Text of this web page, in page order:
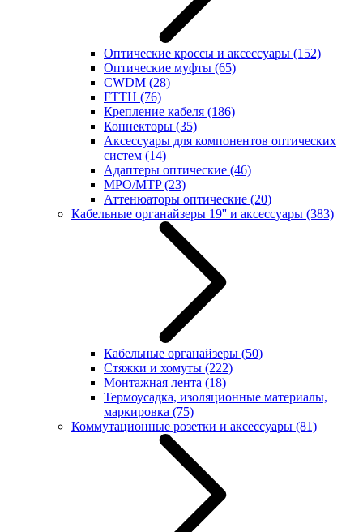
Оптические кроссы и аксессуары (152)
Оптические муфты (65)
CWDM (28)
FTTH (76)
Крепление кабеля (186)
Коннекторы (35)
Аксессуары для компонентов оптических
систем (14)
Адаптеры оптические (46)
MPO/MTP(23)
Аттенюаторы оптические (20)
Кабельные органайзеры 19'' и аксессуары (383)
Кабельные органайзеры (50)
Стяжки и хомуты (222)
Монтажная лента (18)
Термоусадка, изоляционные материалы,
маркировка (75)
Коммутационные розетки и аксессуары (81)